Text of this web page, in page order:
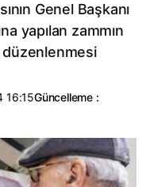
Genel Başkanı
yapılan zammın
16:15Güncelleme :